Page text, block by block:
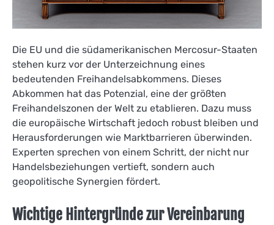
Die EU und die südamerikanischen Mercosur-Staaten
stehen kurz vor der Unterzeichnung eines
bedeutenden Freihandelsabkommens. Dieses
Abkommen hat das Potenzial, eine der größten
Freihandelszonen der Welt zu etablieren. Dazu muss
die europäische Wirtschaft jedoch robust bleiben und
Herausforderungen wie Marktbarrieren überwinden.
Experten sprechen von einem Schritt, der nicht nur
Handelsbeziehungen vertieft, sondern auch
geopolitische Synergien fördert.
Wichtige Hintergründe zur Vereinbarung